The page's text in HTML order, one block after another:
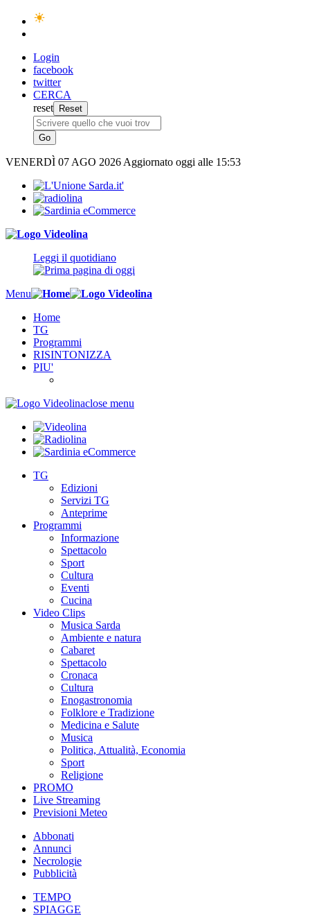
Login
facebook
twitter
CERCA
reset
VENERDÌ 07 AGO 2026 Aggiornato oggi alle 15:53
Leggi il quotidiano
Menu
Home
TG
Programmi
RISINTONIZZA
PIU'
close menu
TG
Edizioni
Servizi TG
Anteprime
Programmi
Informazione
Spettacolo
Sport
Cultura
Eventi
Cucina
Video Clips
Musica Sarda
Ambiente e natura
Cabaret
Spettacolo
Cronaca
Cultura
Enogastronomia
Folklore e Tradizione
Medicina e Salute
Musica
Politica, Attualità, Economia
Sport
Religione
PROMO
Live Streaming
Previsioni Meteo
Abbonati
Annunci
Necrologie
Pubblicità
TEMPO
SPIAGGE